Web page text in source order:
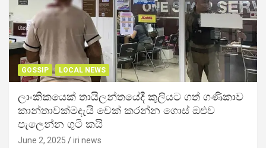
GOSSIP LOCAL NEWS
ලාංකිකයෙක් තායිලන්තයේදී කුලියට ගත් ගණිකාව
කාන්තාවක්මදැයි චෙක් කරන්න ගොස් ඔළුව
පැලෙන්න ගුටි කයි
June 2, 2025 iri news